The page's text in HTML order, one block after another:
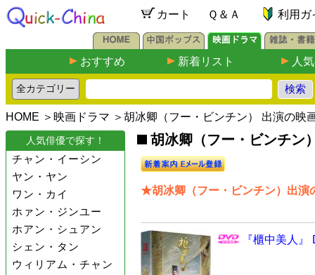
カート Ｑ＆Ａ 利用ガ
おすすめ 新着リスト 人
HOME ＞ 映画ドラマ ＞胡冰卿（フー・ビンチン） 出演の映
人気俳優で探す！
チャン・イーシン
ヤン・ヤン
ワン・カイ
ホァン・ジンユー
ホアン・シュアン
シェン・タン
ウィリアム・チャン
胡冰卿（フー・ビンチン
★胡冰卿（フー・ビンチン）出演
『櫃中美人